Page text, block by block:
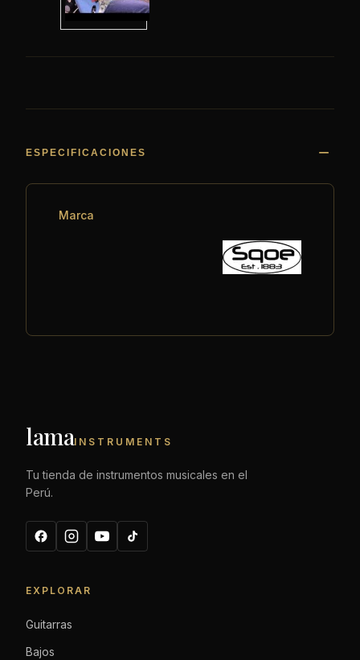
ESPECIFICACIONES
Marca
lamaINSTRUMENTS
Tu tienda de instrumentos musicales en el
Perú.
EXPLORAR
Guitarras
Bajos